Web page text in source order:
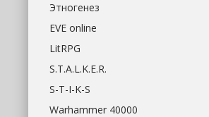
Этногенез
EVE online
LitRPG
S.T.A.L.K.E.R.
S-T-I-K-S
Warhammer 40000